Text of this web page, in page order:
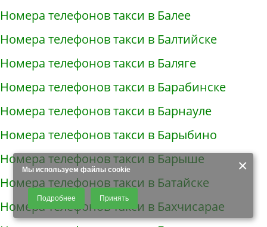
×
Мы используем файлы cookie
Продолжая использовать наш сайт, Вы даете согласие на обработку
файлов - COOKIES, пользовательских данных (файлы-cookies, IP-адрес,
данные об идентификаторе браузера, дата и время осуществления
доступа к сайту, история поисковых запросов) для сбора аналитической и
Подробнее Принять
Номера телефонов такси в Балее
Номера телефонов такси в Балтийске
Номера телефонов такси в Баляге
Номера телефонов такси в Барабинске
Номера телефонов такси в Барнауле
Номера телефонов такси в Барыбино
Номера телефонов такси в Барыше
Номера телефонов такси в Батайске
Номера телефонов такси в Бахчисарае